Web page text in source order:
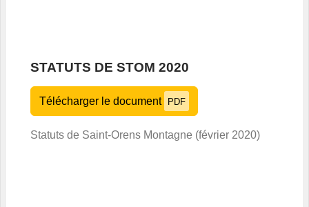
STATUTS DE STOM 2020
Télécharger le document PDF
Statuts de Saint-Orens Montagne (février 2020)